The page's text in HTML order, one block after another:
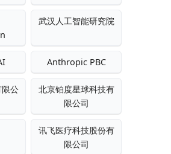
武汉人工智能研究院
Anthropic PBC
公
北京铂度星球科技有
限公司
讯飞医疗科技股份有
限公司